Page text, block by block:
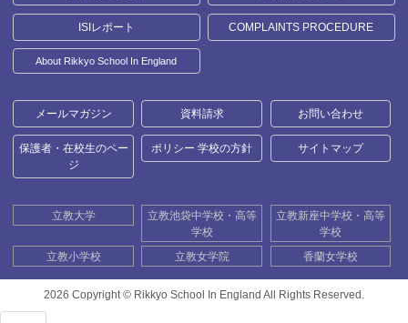
ISIレポート COMPLAINTS PROCEDURE
About Rikkyo School In England
メールマガジン 資料請求 お問い合わせ
保護者・在校生のペー
ジ
ポリシー 学校の方針 サイトマップ
立教大学
立教池袋中学校・高等
学校
立教新座中学校・高等
学校
立教小学校
立教女学院 香蘭女学校
2026 Copyright © Rikkyo School In England All Rights Reserved.